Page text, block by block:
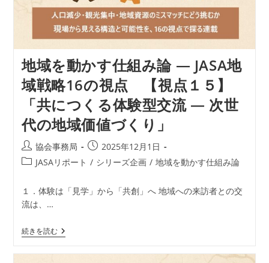
６】
「地
方
支
現
場
で
見
え
て
き
た“3
つ
の
壁”」
地域を動かす仕組み論 ― JASA地
域戦略16の視点 【視点１５】
「共につくる体験型交流 ― 次世
代の地域価値づくり」
投
稿
協会事務局
投
稿
日:
2025年12月1日
投
カ
テ
ゴ
ー:
JASAリポート / シリーズ企画 / 地域を動かす仕組み論
１．体験は「見学」から「共創」へ 地域への来訪者との交
流は、…
続きを読む地
域